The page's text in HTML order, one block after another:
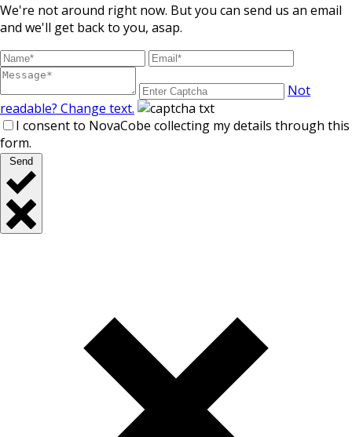
We're not around right now. But you can send us an email
and we'll get back to you, asap.
Not
readable? Change text.
I consent to NovaCobe collecting my details through this
form.
Send